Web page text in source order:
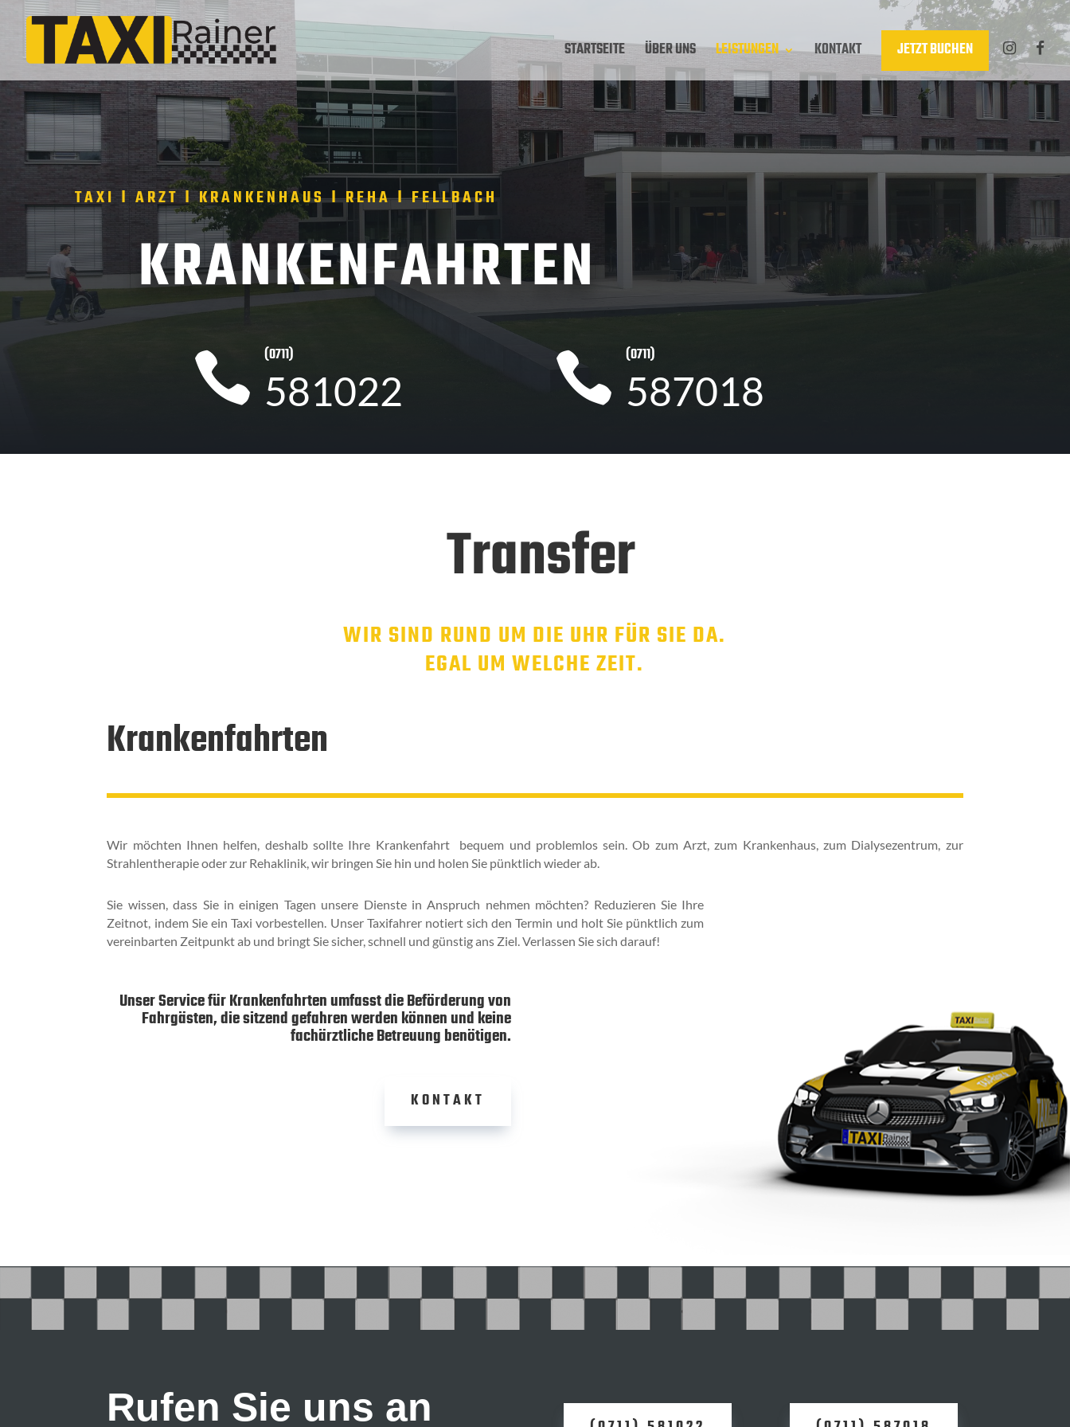
STARTSEITE ÜBER UNS LEISTUNGEN KONTAKT JETZT BUCHEN
TAXI Ι ARZT Ι KRANKENHAUS Ι REHA Ι FELLBACH
KRANKENFAHRTEN
 (0711)
581022  (0711)
587018
Transfer
WIR SIND RUND UM DIE UHR FÜR SIE DA.
EGAL UM WELCHE ZEIT.
Krankenfahrten
Wir möchten Ihnen helfen, deshalb sollte Ihre Krankenfahrt bequem und problemlos sein. Ob zum Arzt, zum Krankenhaus, zum Dialysezentrum, zur
Strahlentherapie oder zur Rehaklinik, wir bringen Sie hin und holen Sie pünktlich wieder ab.
Sie wissen, dass Sie in einigen Tagen unsere Dienste in Anspruch nehmen möchten? Reduzieren Sie Ihre
Zeitnot, indem Sie ein Taxi vorbestellen. Unser Taxifahrer notiert sich den Termin und holt Sie pünktlich zum
vereinbarten Zeitpunkt ab und bringt Sie sicher, schnell und günstig ans Ziel. Verlassen Sie sich darauf!
Unser Service für Krankenfahrten umfasst die Beförderung von
Fahrgästen, die sitzend gefahren werden können und keine
fachärztliche Betreuung benötigen.
KONTAKT
Rufen Sie uns an